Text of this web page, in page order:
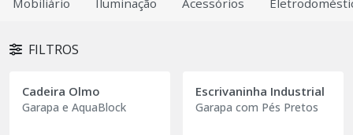
Mobiliário Iluminação Acessórios
FILTROS
Cadeira Olmo
Garapa e AquaBlock
Escrivaninha Industrial
Garapa com Pés Pretos